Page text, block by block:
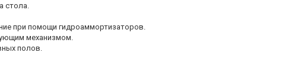
стола.
при помощи гидроаммортизаторов.
механизмом.
полов.